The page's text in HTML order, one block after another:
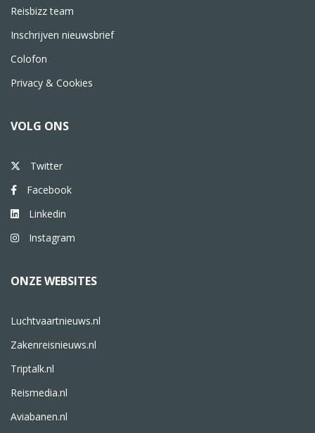
Reisbizz team
Inschrijven nieuwsbrief
Colofon
Privacy & Cookies
VOLG ONS
Twitter
Facebook
Linkedin
Instagram
ONZE WEBSITES
Luchtvaartnieuws.nl
Zakenreisnieuws.nl
Triptalk.nl
Reismedia.nl
Aviabanen.nl